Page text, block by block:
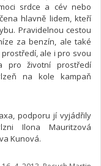
srdce a cév nebo
hlavně lidem, kteří
Pravidelnou cestou
za benzín, ale také
ale i pro svou
pro životní prostředí
na kole kampaň
podporu jí vyjádřily
Ilona Mauritzová
Kunová.